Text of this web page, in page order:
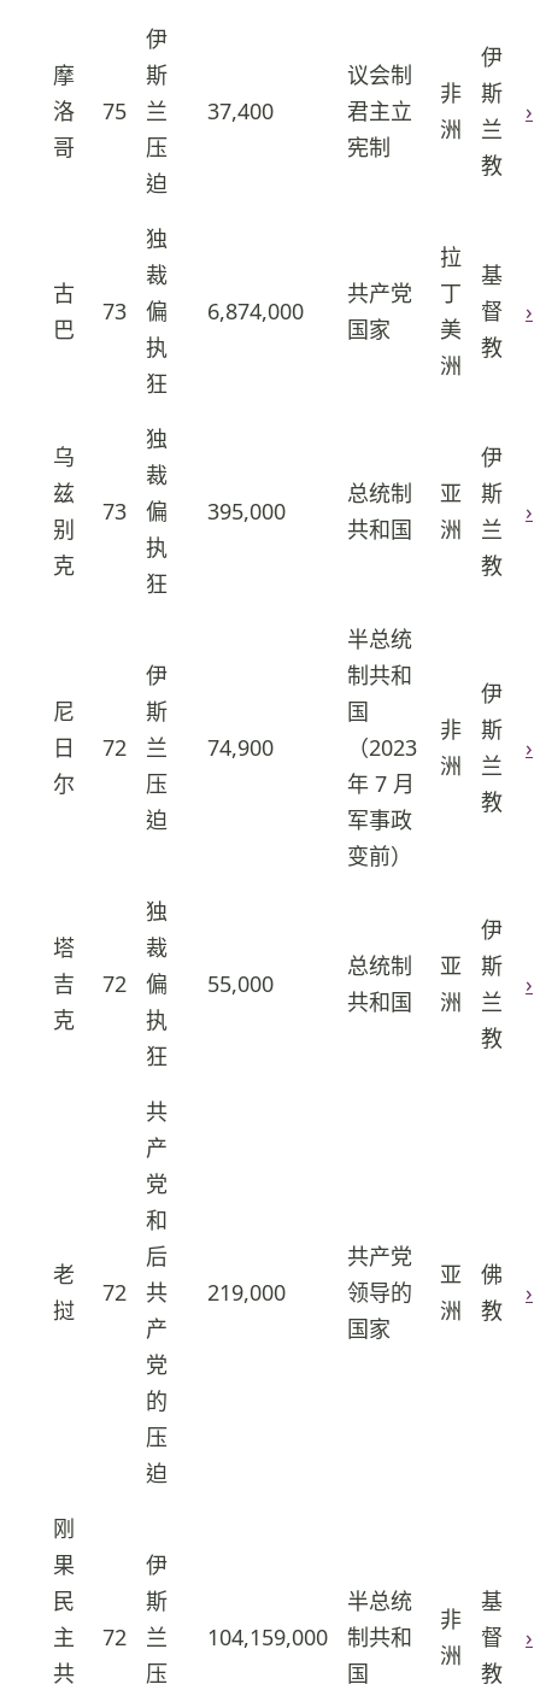
摩
洛
哥
75
伊
斯
兰
压
迫
37,400
议会制
君主立
宪制
非
洲
伊
斯
兰
教
›
古
巴
73
独
裁
偏
执
狂
6,874,000
共产党
国家
拉
丁
美
洲
基
督
教
›
乌
兹
别
克
73
独
裁
偏
执
狂
395,000
总统制
共和国
亚
洲
伊
斯
兰
教
›
尼
日
尔
72
伊
斯
兰
压
迫
74,900
半总统
制共和
国
（2023
年 7 月
军事政
变前）
非
洲
伊
斯
兰
教
›
塔
吉
克
72
独
裁
偏
执
狂
55,000
总统制
共和国
亚
洲
伊
斯
兰
教
›
老
挝
72
共
产
党
和
后
共
产
党
的
压
迫
219,000
共产党
领导的
国家
亚
洲
佛
教
›
刚
果
民
主
共
72
伊
斯
兰
压
104,159,000
半总统
制共和
国
非
洲
基
督
教
›